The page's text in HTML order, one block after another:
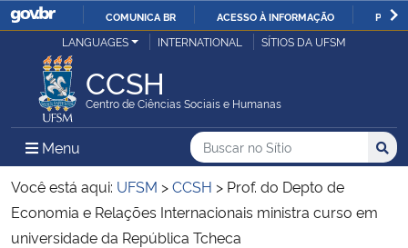
IR
COMUNICA BR ACESSO À INFORMAÇÃO
Ministério da Justiça e Segurança Pública
Ministério da Defesa
Ministério das Relações Exteriores
Ministério da Economia
LANGUAGES INTERNATIONAL SÍTIOS DA UFSM
CCSH
Centro de Ciências Sociais e Humanas
Menu Menu Principal do Sítio
Busca
Buscar no no Sítio
Busca:
Você está aqui: UFSM >CCSH > Prof. do Depto de
Economia e Relações Internacionais ministra curso em
universidade da República Tcheca